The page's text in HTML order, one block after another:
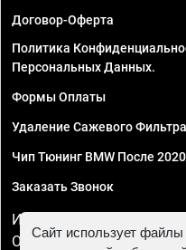
Договор-Оферта
Политика
Персональных Данных.
Формы Оплаты
Удаление Сажевого
Чип Тюнинг BMW После
Заказать Звонок
ИП Смирнов Георгий
ОГРНИП
Сайт использует